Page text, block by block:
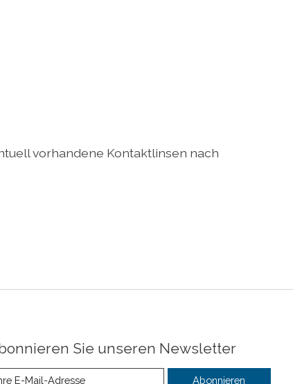
vorhandene Kontaktlinsen nach
Sie unseren Newsletter
Abonnieren